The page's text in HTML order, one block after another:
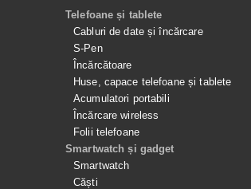
Telefoane și tablete
Cabluri de date și încărcare
S-Pen
Încărcătoare
Huse, capace telefoane și tablete
Acumulatori portabili
Încărcare wireless
Folii telefoane
Smartwatch și gadget
Smartwatch
Căști